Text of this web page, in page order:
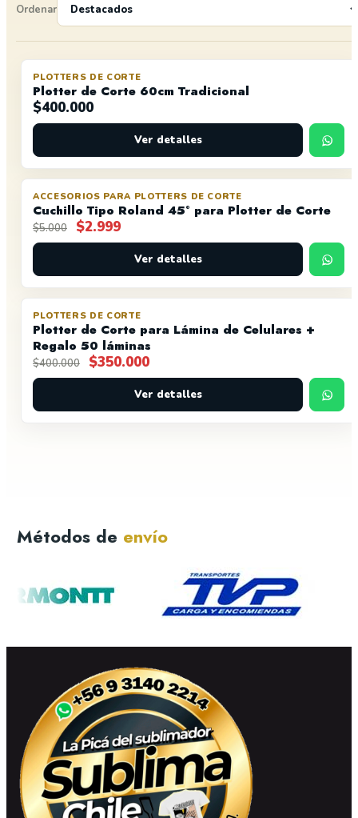
Ordenar
PLOTTERS DE CORTE
Plotter de Corte 60cm Tradicional
$400.000
Ver detalles
OFERTA
ACCESORIOS PARA PLOTTERS DE CORTE
Cuchillo Tipo Roland 45° para Plotter de Corte
$5.000
El
precio
era:
$5.000.
$2.999El
precio
actual
es:
$2.999.
Ver detalles
OFERTA
PLOTTERS DE CORTE
Plotter de Corte para Lámina de Celulares +
Regalo 50 láminas
$400.000
El
precio
original
era:
$350.000El
precio
actual
es:
Ver detalles
Métodos de envío